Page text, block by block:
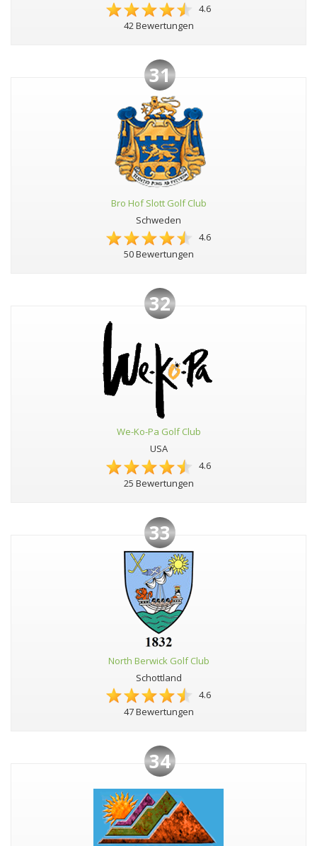
4.6
42 Bewertungen
31
Bro Hof Slott Golf Club
Schweden
4.6
50 Bewertungen
32
We-Ko-Pa Golf Club
USA
4.6
25 Bewertungen
33
North Berwick Golf Club
Schottland
4.6
47 Bewertungen
34